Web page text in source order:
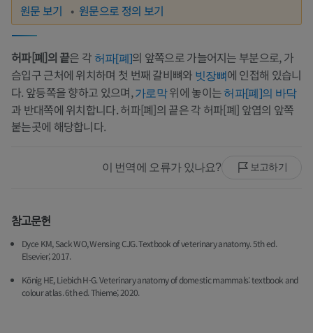
원문 보기 원문으로 정의 보기
허파[폐]의 끝은 각허파[폐]의 앞쪽으로 가늘어지는 부분으로, 가
슴입구 근처에 위치하며 첫 번째 갈비뼈와 빗장뼈에 인접해 있습니
다. 앞등쪽을 향하고 있으며,가로막위에 놓이는허파[폐]의 바닥
과 반대쪽에 위치합니다. 허파[폐]의 끝은 각 허파[폐] 앞엽의 앞쪽
붙는곳에 해당합니다.
이 번역에 오류가 있나요? 보고하기
참고문헌
Dyce KM, Sack WO, Wensing CJG. Textbook of veterinary anatomy. 5th ed.
Elsevier; 2017.
König HE, Liebich H-G. Veterinary anatomy of domestic mammals: textbook and
colour atlas. 6th ed. Thieme; 2020.